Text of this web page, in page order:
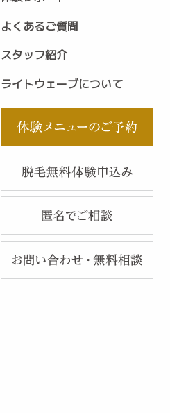
よくあるご質問
スタッフ紹介
ライトウェーブについて